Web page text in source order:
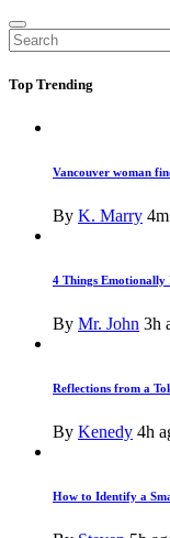
Top Trending
Vancouver woman
By K. Marry
4 Things Emotionally
By Mr. John 3h
Reflections from a
By Kenedy 4h
How to Identify a